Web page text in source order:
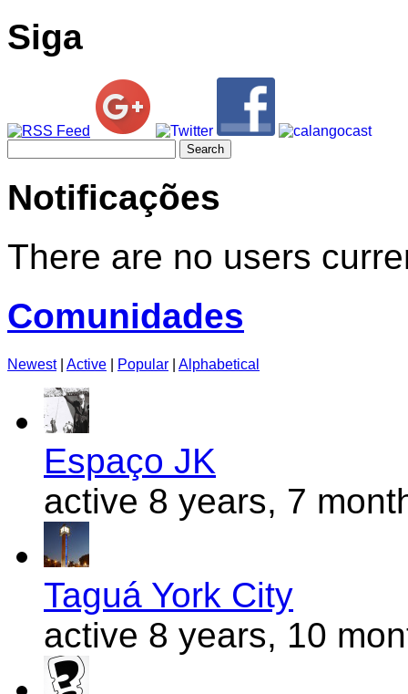
Siga
for:
Notificações
There are no users
Comunidades
Newest Active Popular Alphabetical
Espaço JK
active 8 years, 7
Taguá York City
active 8 years, 10